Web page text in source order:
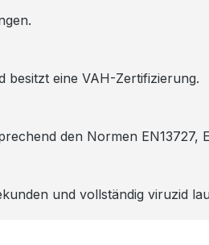
besitzt eine VAH-Zertifizierung.
den Normen EN13727,
und vollständig viruzid